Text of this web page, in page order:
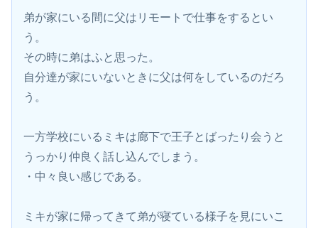
弟が家にいる間に父はリモートで仕事をするとい
う。
その時に弟はふと思った。
自分達が家にいないときに父は何をしているのだろ
う。
一方学校にいるミキは廊下で王子とばったり会うと
うっかり仲良く話し込んでしまう。
・中々良い感じである。
ミキが家に帰ってきて弟が寝ている様子を見にいこ